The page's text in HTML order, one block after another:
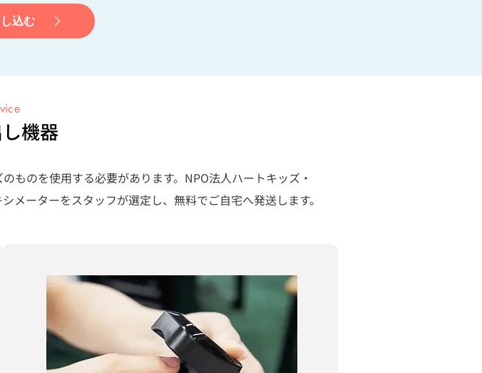
込む
機器
ものを使用する必要があります。NPO法人ハートキッズ・
メーターをスタッフが選定し、無料でご自宅へ発送します。